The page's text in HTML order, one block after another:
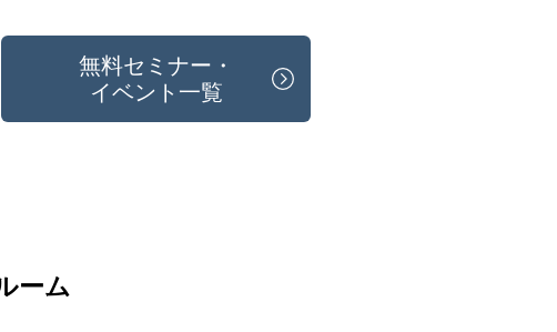
無料セミナー・
イベント一覧
ーム